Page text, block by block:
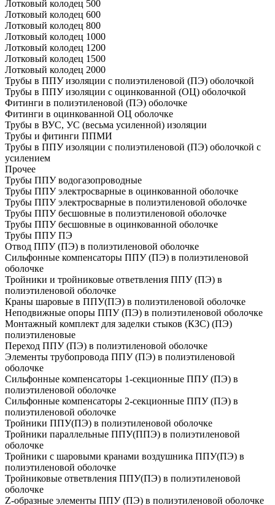
Лотковый колодец 500
Лотковый колодец 600
Лотковый колодец 800
Лотковый колодец 1000
Лотковый колодец 1200
Лотковый колодец 1500
Лотковый колодец 2000
Трубы в ППУ изоляции с полиэтиленовой (ПЭ) оболочкой
Трубы в ППУ изоляции с оцинкованной (ОЦ) оболочкой
Фитинги в полиэтиленовой (ПЭ) оболочке
Фитинги в оцинкованной ОЦ оболочке
Трубы в ВУС, УС (весьма усиленной) изоляции
Трубы и фитинги ППМИ
Трубы в ППУ изоляции с полиэтиленовой (ПЭ) оболочкой с
усилением
Прочее
Трубы ППУ водогазопроводные
Трубы ППУ электросварные в оцинкованной оболочке
Трубы ППУ электросварные в полиэтиленовой оболочке
Трубы ППУ бесшовные в полиэтиленовой оболочке
Трубы ППУ бесшовные в оцинкованной оболочке
Трубы ППУ ПЭ
Отвод ППУ (ПЭ) в полиэтиленовой оболочке
Сильфонные компенсаторы ППУ (ПЭ) в полиэтиленовой
оболочке
Тройники и тройниковые ответвления ППУ (ПЭ) в
полиэтиленовой оболочке
Краны шаровые в ППУ(ПЭ) в полиэтиленовой оболочке
Неподвижные опоры ППУ (ПЭ) в полиэтиленовой оболочке
Монтажный комплект для заделки стыков (КЗС) (ПЭ)
полиэтиленовые
Переход ППУ (ПЭ) в полиэтиленовой оболочке
Элементы трубопровода ППУ (ПЭ) в полиэтиленовой
оболочке
Сильфонные компенсаторы 1-секционные ППУ (ПЭ) в
полиэтиленовой оболочке
Сильфонные компенсаторы 2-секционные ППУ (ПЭ) в
полиэтиленовой оболочке
Тройники ППУ(ПЭ) в полиэтиленовой оболочке
Тройники параллельные ППУ(ППЭ) в полиэтиленовой
оболочке
Тройники с шаровыми кранами воздушника ППУ(ПЭ) в
полиэтиленовой оболочке
Тройниковые ответвления ППУ(ПЭ) в полиэтиленовой
оболочке
Z-образные элементы ППУ (ПЭ) в полиэтиленовой оболочке